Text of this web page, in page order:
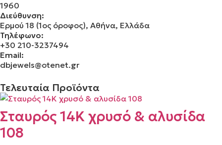
1960
Διεύθυνση:
Ερμού 18 (1ος όροφος), Αθήνα, Ελλάδα
Τηλέφωνο:
+30 210-3237494
Email:
dbjewels@otenet.gr
Τελευταία Προϊόντα
Σταυρός 14Κ χρυσό & αλυσίδα
108